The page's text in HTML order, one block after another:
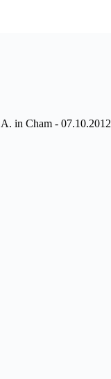
in Cham - 07.10.2012